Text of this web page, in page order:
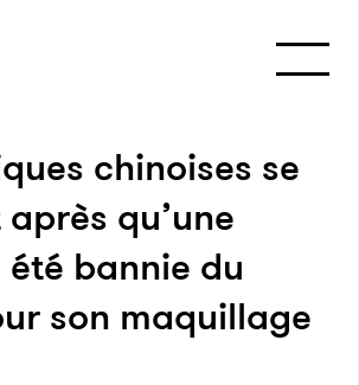
chinoises se
qu’une
bannie du
son maquillage